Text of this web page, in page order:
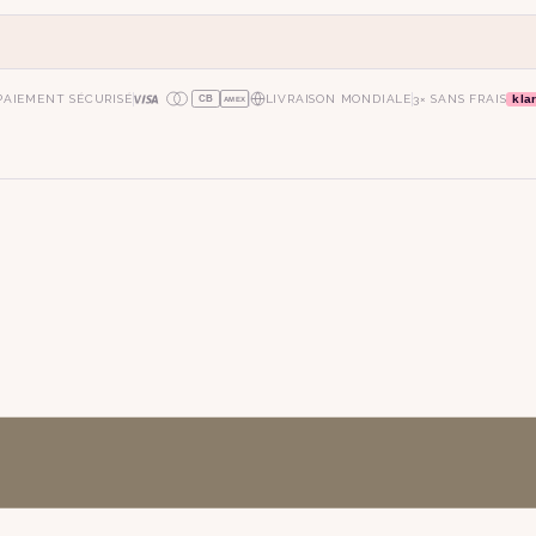
SÉCURISÉ CB AMEX LIVRAISON MONDIALE 3× SANS FRAIS